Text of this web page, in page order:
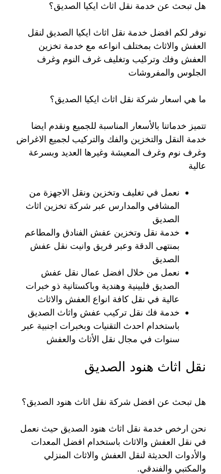
هل تبحث عن خدمة نقل اثاث ايكيا الصديق؟
نوفر لكم افضل خدمة نقل اثاث ايكيا الصديق لنقل
العفش والاثاث بمختلف انواعه مع خدمة تخزين
العفش وفك وتركيب وتغليف غرف النوم وغرف
الجلوس والمفروشات
ما هي اسعار شركة نقل اثاث ايكيا الصديق؟
تتميز خدماتنا بالأسعار المناسبة للجميع ونقدم ايضا
خدمة النقل والتخزين والفك والتركيب لجميع الاغراض
وغرف نوم وغرف المعيشة وغيرها العديد وبسرعة
عالية
نعمل في تغليف وتخزين ونقل الاجهزة من
المشافي والمدارس عبر شركة تخزين اثاث
الصديق
خدمة نقل وتخزين عفش الفنادق والمطاعم
بمنتهى الدقة وعبر فريق وانيت نقل عفش
الصديق
نعمل من خلال افضل عمال نقل عفش
الصديق فلبينية وهندية وباكستانية ذو خبرات
عالية في نقل كافة انواع العفش والاثاث
خدمة فك نقل تركيب عفش واثاث الصديق
باستخدام احدث التقنيات وبخبرات اجنبية عبر
سنوات في مجال نقل الأثاث والعفش
نقل اثاث هنود الصديق
هل تبحث عن افضل شركة نقل اثاث هنود الصديق؟
نحن ارخص خدمة نقل اثاث هنود الصديق حيث نعمل
في نقل العفش والاثاث باستخدام افضل المعدات
والأدوات الحديثة لنقل العفش والاثاث المنزلي
والمكتبي والفندقي.